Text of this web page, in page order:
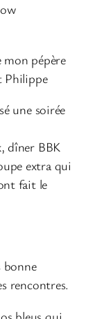
mon pépère
Philippe
une soirée
dîner BBK
extra qui
fait le
bonne
rencontres.